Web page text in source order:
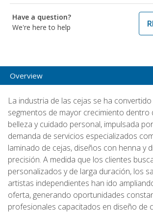
Have a question?
We're here to help
Overview
La industria de las cejas se ha
segmentos de mayor crecimiento dentro
belleza y cuidado personal, impulsada
demanda de servicios especializados
laminado de cejas, diseños con henna y
precisión. A medida que los clientes
personalizados y de larga duración, los
artistas independientes han ido
oferta, generando oportunidades
profesionales capacitados en diseño de